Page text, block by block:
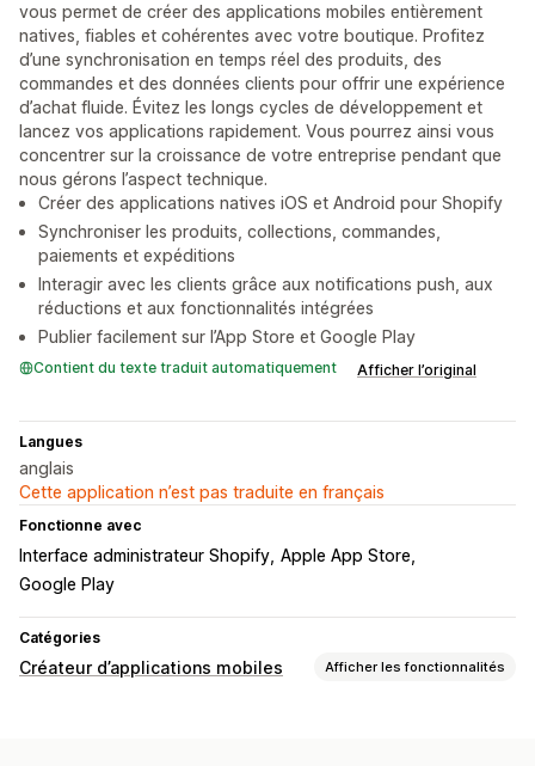
vous permet de créer des applications mobiles entièrement
natives, fiables et cohérentes avec votre boutique. Profitez
d’une synchronisation en temps réel des produits, des
commandes et des données clients pour offrir une expérience
d’achat fluide. Évitez les longs cycles de développement et
lancez vos applications rapidement. Vous pourrez ainsi vous
concentrer sur la croissance de votre entreprise pendant que
nous gérons l’aspect technique.
Créer des applications natives iOS et Android pour Shopify
Synchroniser les produits, collections, commandes,
paiements et expéditions
Interagir avec les clients grâce aux notifications push, aux
réductions et aux fonctionnalités intégrées
Publier facilement sur l’App Store et Google Play
Contient du texte traduit automatiquement Afficher l’original
Langues
anglais
Cette application n’est pas traduite en français
Fonctionne avec
Interface administrateur Shopify Apple App Store
Google Play
Catégories
Créateur d’applications mobiles Afficher les fonctionnalités